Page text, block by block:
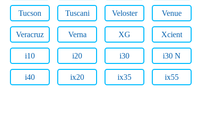
Tucson Tuscani Veloster Venue
Veracruz Verna XG Xcient
i10 i20 i30 i30 N
i40 ix20 ix35 ix55